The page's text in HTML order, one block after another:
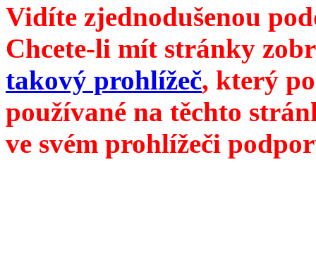
Vidíte zjednodušenou
Chcete-li mít stránky
takový prohlížeč, který
používané na těchto
ve svém prohlížeči